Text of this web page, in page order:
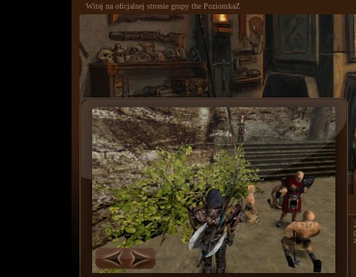
Witaj na oficjalnej stronie grupy the PoziomkaZ